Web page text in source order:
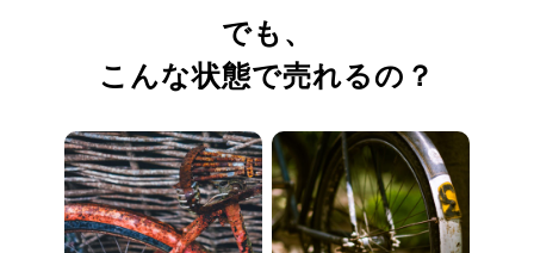
でも、
こんな状態で売れるの？